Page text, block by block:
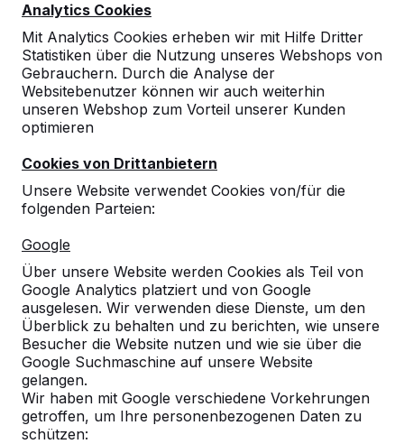
Analytics Cookies
Mit Analytics Cookies erheben wir mit Hilfe Dritter
Statistiken über die Nutzung unseres Webshops von
Gebrauchern. Durch die Analyse der
Websitebenutzer können wir auch weiterhin
unseren Webshop zum Vorteil unserer Kunden
optimieren
Cookies von Drittanbietern
Unsere Website verwendet Cookies von/für die
folgenden Parteien:
Google
Über unsere Website werden Cookies als Teil von
Google Analytics platziert und von Google
ausgelesen. Wir verwenden diese Dienste, um den
Überblick zu behalten und zu berichten, wie unsere
Besucher die Website nutzen und wie sie über die
Google Suchmaschine auf unsere Website
gelangen.
Wir haben mit Google verschiedene Vorkehrungen
getroffen, um Ihre personenbezogenen Daten zu
schützen:
Reparaturset
Tischtennisplatte
Anthrazit
reviews
€ 200,00
Farbe
Anzahl